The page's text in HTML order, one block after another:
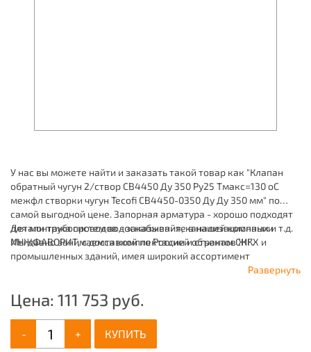
У нас вы можете найти и заказать такой товар как "Клапан
обратный чугун 2/створ CB4450 Ду 350 Ру25 Тмакс=130 оС
межфл створки чугун Tecofi CB4450-0350 Ду Ду 350 мм" по
самой выгодной цене. Запорная арматура - хорошо подходят
для монтажа систем водоснабжения, канализационных и т.д.
Мы давно занимаемся комплектацией объектов ЖКХ и
промышленных зданий, имея широкий ассортимент
Детали трубопроводов - заказывайте в нашей компании
ИНЖФАВОРИТ, с доставкой по России и странам СНГ.
Развернуть
Цена: 111 753 руб.
- + КУПИТЬ